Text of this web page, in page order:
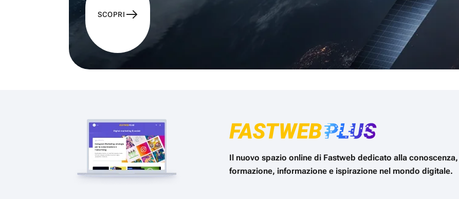
SCOPRI
Il nuovo spazio online di Fastweb dedicato alla conoscenza,
formazione, informazione e ispirazione nel mondo digitale.